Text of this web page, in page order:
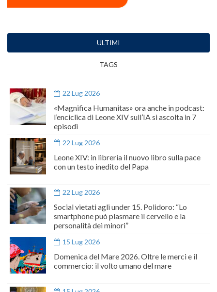
ULTIMI
TAGS
22 Lug 2026
«Magnifica Humanitas» ora anche in podcast:
l’enciclica di Leone XIV sull’IA si ascolta in 7
episodi
22 Lug 2026
Leone XIV: in libreria il nuovo libro sulla pace
con un testo inedito del Papa
22 Lug 2026
Social vietati agli under 15. Polidoro: “Lo
smartphone può plasmare il cervello e la
personalità dei minori”
15 Lug 2026
Domenica del Mare 2026. Oltre le merci e il
commercio: il volto umano del mare